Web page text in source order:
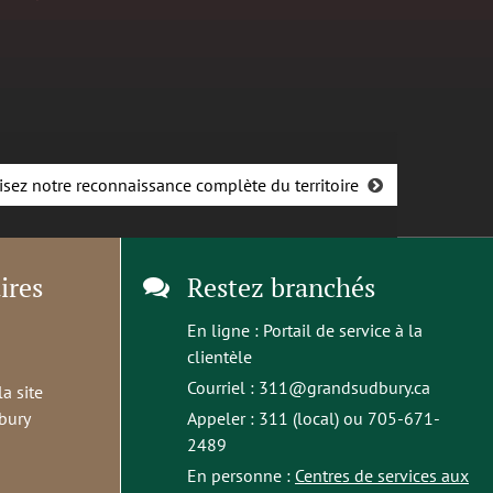
notre reconnaissance complète du territoire
site
Restez branchés
En ligne : Portail de service à la
clientèle
Courriel : 311@grandsudbury.ca
Appeler : 311 (local) ou 705-671-
2489
En personne : Centres de services aux